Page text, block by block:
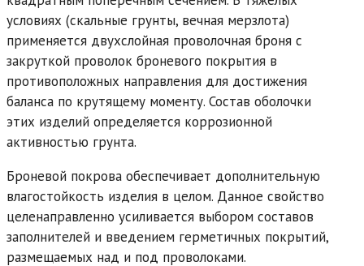
условиях (скальные грунты, вечная мерзлота)
применяется двухслойная проволочная броня с
закруткой проволок броневого покрытия в
противоположных направления для достижения
баланса по крутящему моменту. Состав оболочки
этих изделий определяется коррозионной
активностью грунта.
Броневой покрова обеспечивает дополнительную
влагостойкость изделия в целом. Данное свойство
целенаправленно усиливается выбором составов
заполнителей и введением герметичных покрытий,
размещаемых над и под проволоками.